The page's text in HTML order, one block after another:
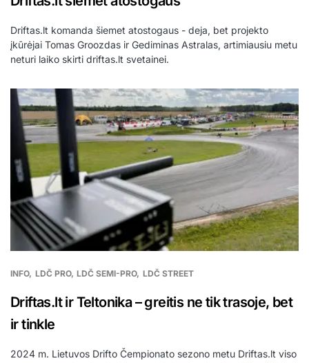
Driftas.lt komanda šiemet atostogaus - deja, bet projekto
įkūrėjai Tomas Groozdas ir Gediminas Astralas, artimiausiu metu
neturi laiko skirti driftas.lt svetainei.
INFO LDČ PRO LDČ SEMI-PRO LDČ STREET
Driftas.lt ir Teltonika – greitis ne tik trasoje, bet
ir tinkle
2024 m. Lietuvos Drifto Čempionato sezono metu Driftas.lt viso